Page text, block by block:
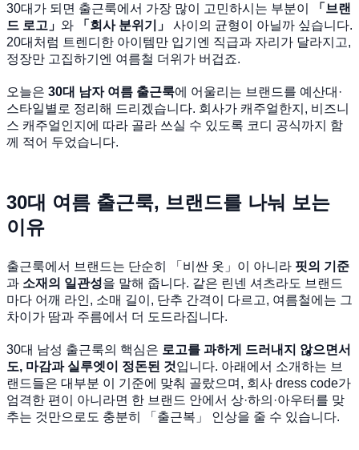
30대가 되면 출근룩에서 가장 많이 고민하시는 부분이
「브랜
드 로고」 와 「회사 분위기」
사이의 균형이 아닐까 싶습니다.
20대처럼 트렌디한 아이템만 입기엔 직급과 자리가 달라지고,
정장만 고집하기엔 여름철 더위가 버겁죠.
오늘은 30대 남자 여름 출근룩에 어울리는 브랜드를 예산대·
스타일별로 정리해 드리겠습니다. 회사가 캐주얼한지, 비즈니
스 캐주얼인지에 따라 골라 쓰실 수 있도록 코디 공식까지 함
께 적어 두었습니다.
30대 여름 출근룩, 브랜드를 나눠 보는
이유
출근룩에서 브랜드는 단순히 「비싼 옷」이 아니라 핏의 기준
과 소재의 일관성을 말해 줍니다. 같은 린넨 셔츠라도 브랜드
마다 어깨 라인, 소매 길이, 단추 간격이 다르고, 여름철에는 그
차이가 땀과 주름에서 더 도드라집니다.
30대 남성 출근룩의 핵심은 로고를 과하게 드러내지 않으면서
도, 마감과 실루엣이 정돈된 것입니다. 아래에서 소개하는 브
랜드들은 대부분 이 기준에 맞춰 골랐으며, 회사 dress code가
엄격한 편이 아니라면 한 브랜드 안에서 상·하의·아우터를 맞
추는 것만으로도 충분히 「출근복」 인상을 줄 수 있습니다.